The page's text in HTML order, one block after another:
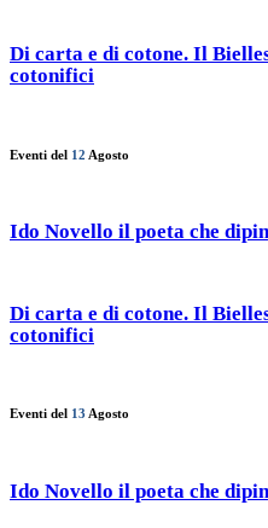
Di carta e di cotone. Il
cotonifici
Eventi del 12 Agosto
Ido Novello il poeta che
Di carta e di cotone. Il
cotonifici
Eventi del 13 Agosto
Ido Novello il poeta che